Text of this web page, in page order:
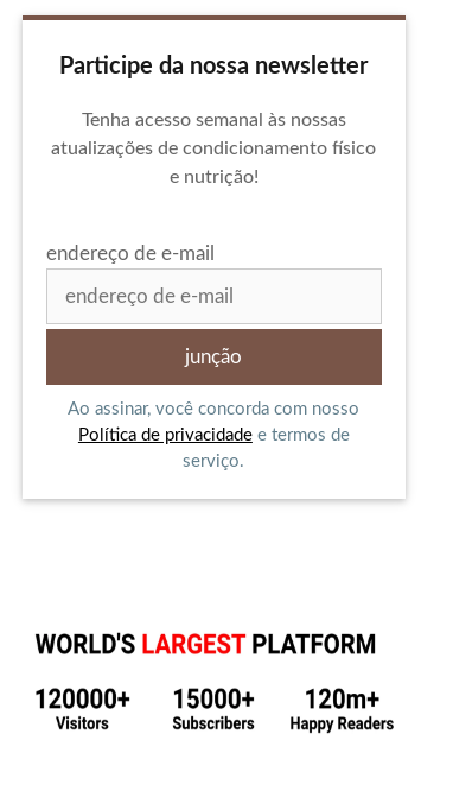
Participe da nossa newsletter
Tenha acesso semanal às nossas
atualizações de condicionamento físico
e nutrição!
endereço de e-mail
Ao assinar, você concorda com nosso
Política de privacidadee termos de
serviço.